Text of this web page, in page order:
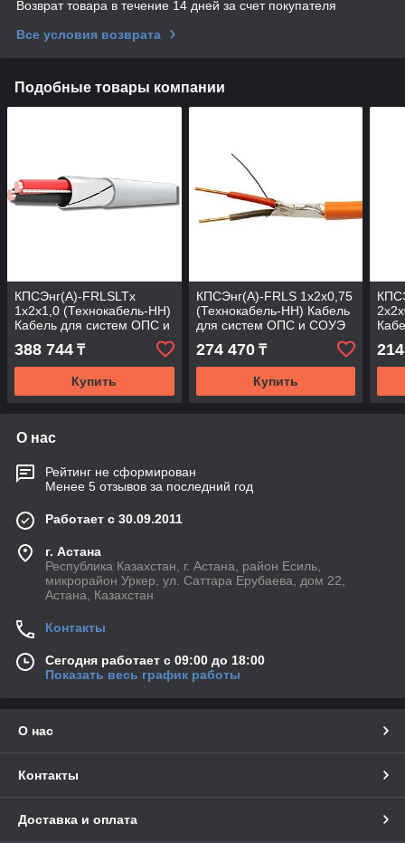
Возврат товара в течение 14 дней за счет покупателя
Все условия возврата
Подобные товары компании
КПСЭнг(А)-FRLSLTx
1х2х1,0 (Технокабель-НН)
Кабель для систем ОПС и
СОУЭ огнестойкий, не
поддерживающий
388 744 ₸
Купить
КПСЭнг(А)-FRLS 1х2х0,75
(Технокабель-НН) Кабель
для систем ОПС и СОУЭ
огнестойкий, не
поддерживающий
горения,
274 470₸
Купить
О нас
Рейтинг не сформирован
Менее 5 отзывов за последний год
Работает с 30.09.2011
г. Астана
Республика Казахстан, г. Астана, район Есиль,
микрорайон Уркер, ул. Саттара Ерубаева, дом 22,
Астана, Казахстан
Контакты
Сегодня работает с 09:00 до 18:00
Показать весь график работы
О нас
Контакты
Доставка и оплата